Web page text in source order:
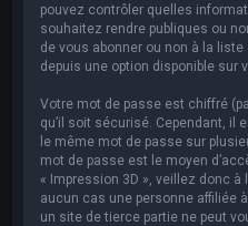
pouvez contrôler quelles
souhaitez rendre publiques ou
de vous abonner ou non à la
depuis une option disponible sur
Votre mot de passe est chiffré
qu’il soit sécurisé. Cependant, il
le même mot de passe sur
mot de passe est le moyen
« Impression 3D », veillez donc
aucun cas une personne affiliée
un site de tierce partie ne peut